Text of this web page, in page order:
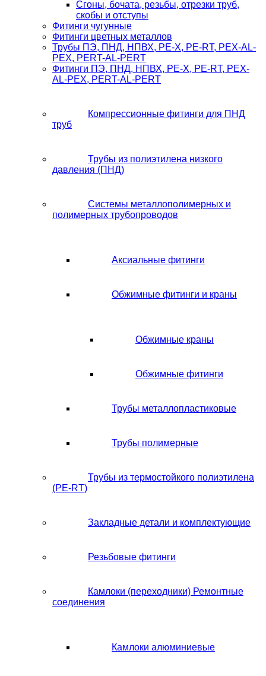
Сгоны, бочата, резьбы, отрезки труб,
скобы и отступы
Фитинги чугунные
Фитинги цветных металлов
Трубы ПЭ, ПНД, НПВХ, PE-X, PE-RT, PEX-AL-
PEX, PERT-AL-PERT
Фитинги ПЭ, ПНД, НПВХ, PE-X, PE-RT, PEX-
AL-PEX, PERT-AL-PERT
Компрессионные фитинги для ПНД
труб
Трубы из полиэтилена низкого
давления (ПНД)
Системы металлополимерных и
полимерных трубопроводов
Аксиальные фитинги
Обжимные фитинги и краны
Обжимные краны
Обжимные фитинги
Трубы металлопластиковые
Трубы полимерные
Трубы из термостойкого полиэтилена
(PE-RT)
Закладные детали и комплектующие
Резьбовые фитинги
Камлоки (переходники) Ремонтные
соединения
Камлоки алюминиевые